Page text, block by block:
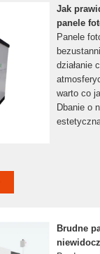
Jak
panele
Panele
działanie
warto co
Dbanie o
Brudne